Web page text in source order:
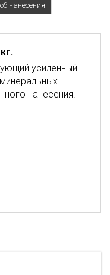
нанесения
усиленный
нанесения.